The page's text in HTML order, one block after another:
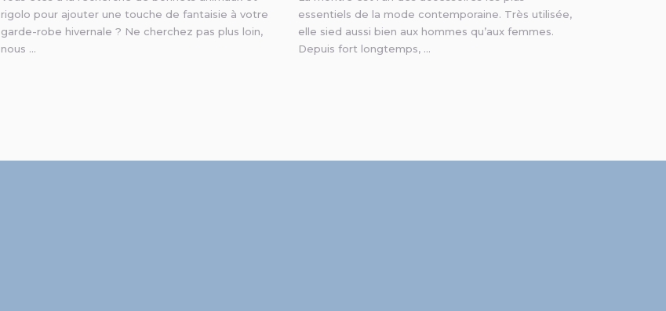
rigolo pour ajouter une touche de fantaisie à votre
garde-robe hivernale ? Ne cherchez pas plus loin,
nous …
essentiels de la mode contemporaine. Très utilisée,
elle sied aussi bien aux hommes qu’aux femmes.
Depuis fort longtemps, …